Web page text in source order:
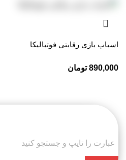
اسباب بازی رقابتی فوتبالیکا
890,000 تومان